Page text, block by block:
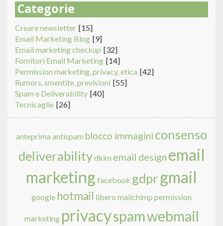
Categorie
Creare newsletter [15]
Email Marketing Blog [9]
Email marketing checkup [32]
Fornitori Email Marketing [14]
Permission marketing, privacy, etica [42]
Rumors, smentite, previsioni [55]
Spam e Deliverability [40]
Tecnicaglie [26]
anteprima antispam blocco immagini consenso
deliverabilitydkim email design email
marketing facebook gdpr gmail
google hotmail libero mailchimp permission
marketing privacyspamwebmail